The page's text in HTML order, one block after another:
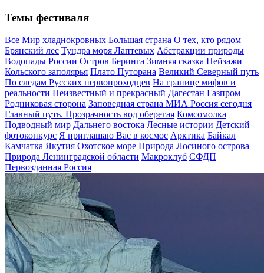
Темы фестиваля
Все Мир хладнокровных Большая страна О тех, кто рядом
Брянский лес Тундра моря Лаптевых Абстракции природы
Водопады России Остров Беринга Зимняя сказка Пейзажи
Кольского заполярья Плато Путорана Великий Северный путь
По следам Русских первопроходцев На границе мифов и
реальности Неизвестный и прекрасный Дагестан Газпром
Родниковая сторона Заповедная страна МИА Россия сегодня
Главный путь. Прозрачность вод оберегая Комсомолка
Подводный мир Дальнего востока Лесные истории Детский
фотоконкурс Я приглашаю Вас в космос Арктика Байкал
Камчатка Якутия Охотское море Природа Лосиного острова
Природа Ленинградской области Макроклуб СФДП
Первозданная Россия